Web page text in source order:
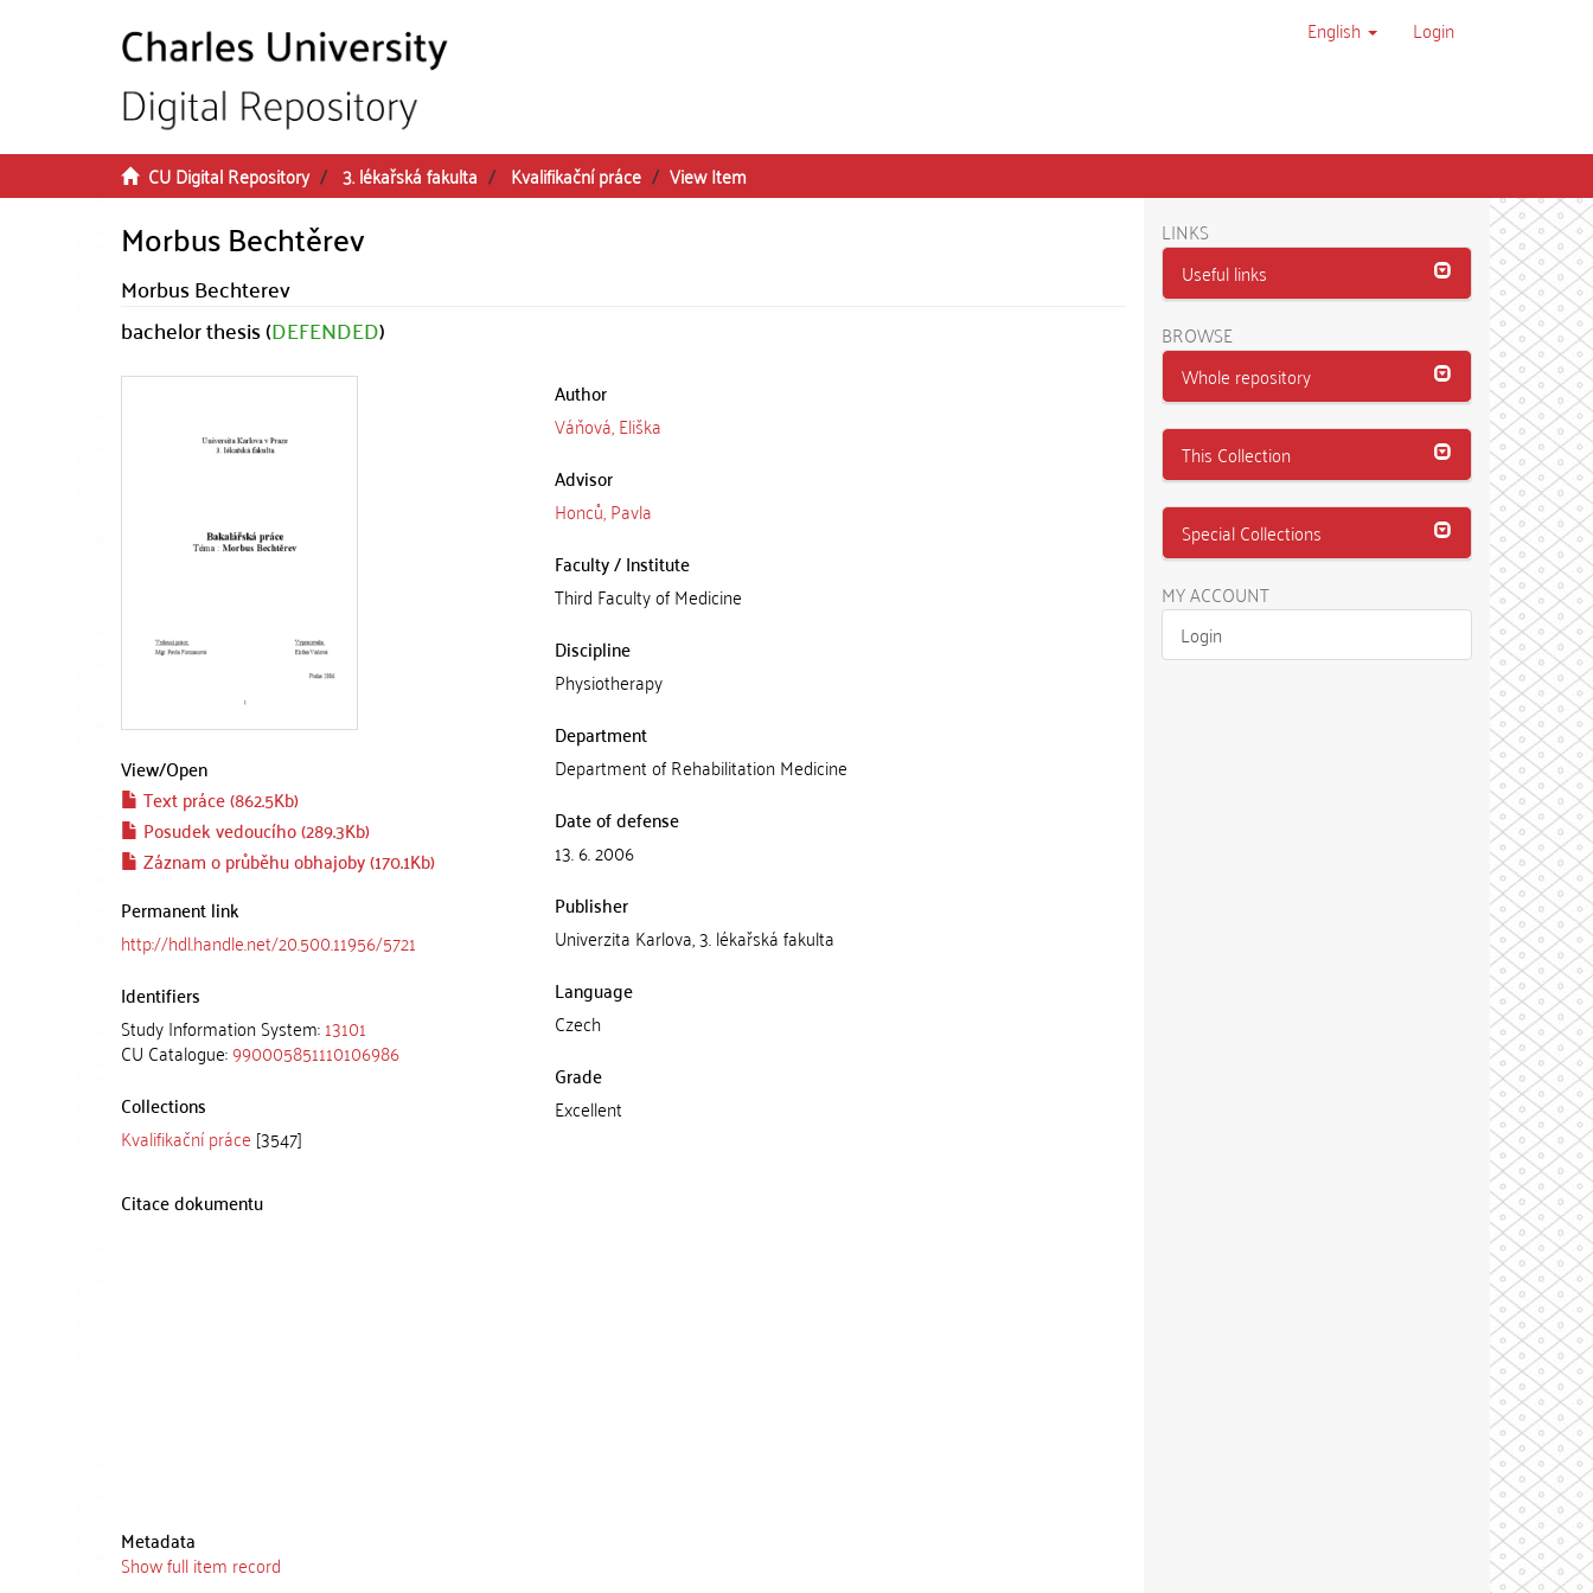
English Login
CU Digital Repository 3. lékařská fakulta Kvalifikační práce View Item
Morbus Bechtěrev
Morbus Bechterev
bachelor thesis (DEFENDED)
View/Open
Text práce (862.5Kb)
Posudek vedoucího (289.3Kb)
Záznam o průběhu obhajoby (170.1Kb)
Permanent link
http://hdl.handle.net/20.500.11956/5721
Identifiers
Study Information System:13101
CU Catalogue:990005851110106986
Collections
Kvalifikační práce [3547]
Author
Váňová, Eliška
Advisor
Honců, Pavla
Faculty / Institute
Third Faculty of Medicine
Discipline
Physiotherapy
Department
Department of Rehabilitation Medicine
Date of defense
13. 6. 2006
Publisher
Univerzita Karlova, 3. lékařská fakulta
Language
Czech
Grade
Excellent
Citace dokumentu
Metadata
Show full item record
LINKS
Useful links
BROWSE
Whole repository
This Collection
Special Collections
MY ACCOUNT
Login